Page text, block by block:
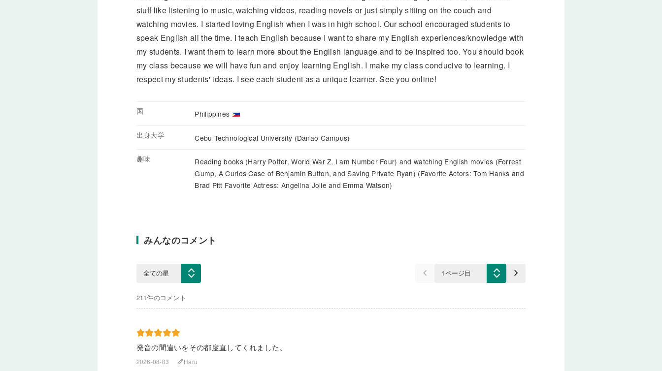
stuff like listening to music, watching videos, reading novels or just simply sitting on the couch and
watching movies. I started loving English when I was in high school. Our school encouraged students to
speak English all the time. I teach English because I want to share my English experiences/knowledge with
my students. I want them to learn more about the English language and to be inspired too. You should book
my class because we will have fun and enjoy learning English. I make my class conducive to learning. I
respect my students' ideas. I see each student as a unique learner. See you online!
国 Philippines
出身大学 Cebu Technological University (Danao Campus)
趣味
Reading books (Harry Potter, World War Z, I am Number Four) and watching English movies (Forrest
Gump, A Curios Case of Benjamin Button, and Saving Private Ryan) (Favorite Actors: Tom Hanks and
Brad Pitt Favorite Actress: Angelina Jolie and Emma Watson)
みんなのコメント
keyboard_arrow_left keyboard_arrow_right
211件のコメント
発音の間違いをその都度直してくれました。
2026-08-03 editHaru